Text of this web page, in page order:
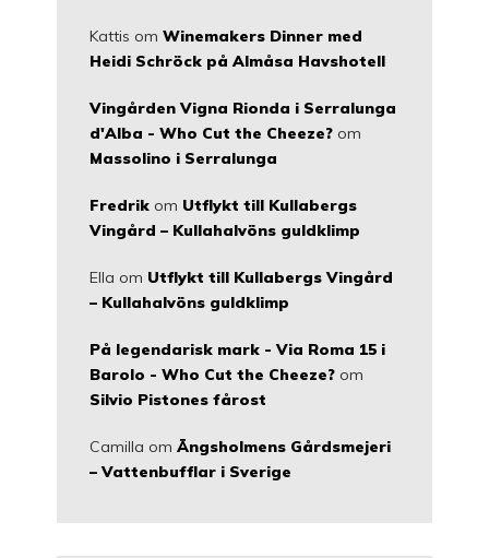
Kattis om Winemakers Dinner med
Heidi Schröck på Almåsa Havshotell
Vingården Vigna Rionda i Serralunga
d'Alba - Who Cut the Cheeze? om
Massolino i Serralunga
Fredrik om Utflykt till Kullabergs
Vingård – Kullahalvöns guldklimp
Ella om Utflykt till Kullabergs Vingård
– Kullahalvöns guldklimp
På legendarisk mark - Via Roma 15 i
Barolo - Who Cut the Cheeze? om
Silvio Pistones fårost
Camilla om Ängsholmens Gårdsmejeri
– Vattenbufflar i Sverige